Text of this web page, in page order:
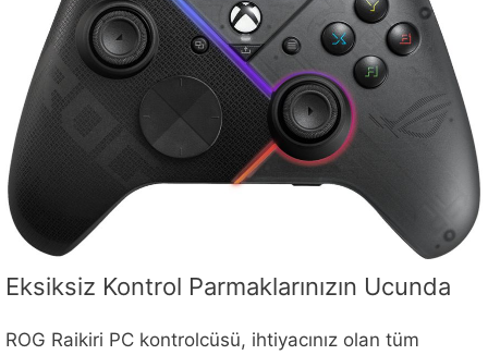
Eksiksiz Kontrol Parmaklarınızın Ucunda
ROG Raikiri PC kontrolcüsü, ihtiyacınız olan tüm